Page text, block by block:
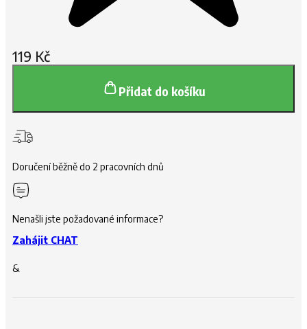
119 Kč
Přidat do košíku
Doručení běžně do 2 pracovních dnů
Nenašli jste požadované informace?
Zahájit CHAT
&